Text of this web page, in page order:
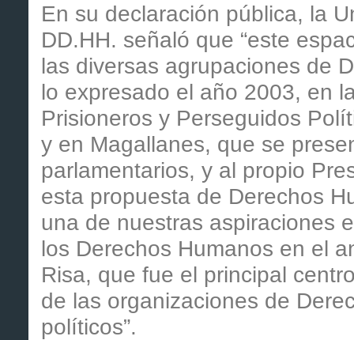
En su declaración pública, la
DD.HH. señaló que “este
las diversas agrupaciones de
lo expresado el año 2003, en
Prisioneros y Perseguidos
y en Magallanes, que se
parlamentarios, y al propio
esta propuesta de Derechos
una de nuestras aspiraciones
los Derechos Humanos en el
Risa, que fue el principal
de las organizaciones de
políticos”.